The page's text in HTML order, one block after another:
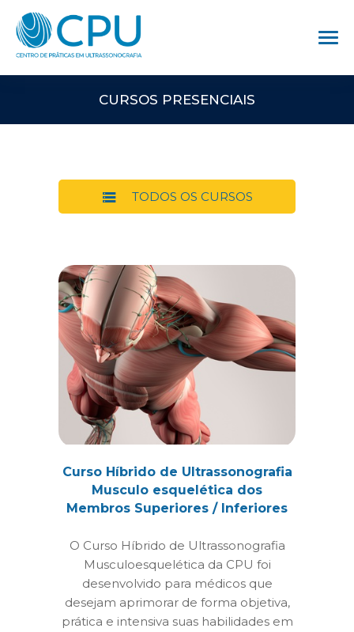
CURSOS PRESENCIAIS
TODOS OS CURSOS
Curso Híbrido de Ultrassonografia
Musculo esquelética dos
Membros Superiores / Inferiores
O Curso Híbrido de Ultrassonografia
Musculoesquelética da CPU foi
desenvolvido para médicos que
desejam aprimorar de forma objetiva,
prática e intensiva suas habilidades em